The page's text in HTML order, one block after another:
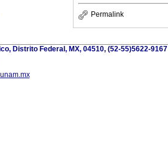
Permalink
Distrito Federal, MX, 04510, (52-55)5622-9167